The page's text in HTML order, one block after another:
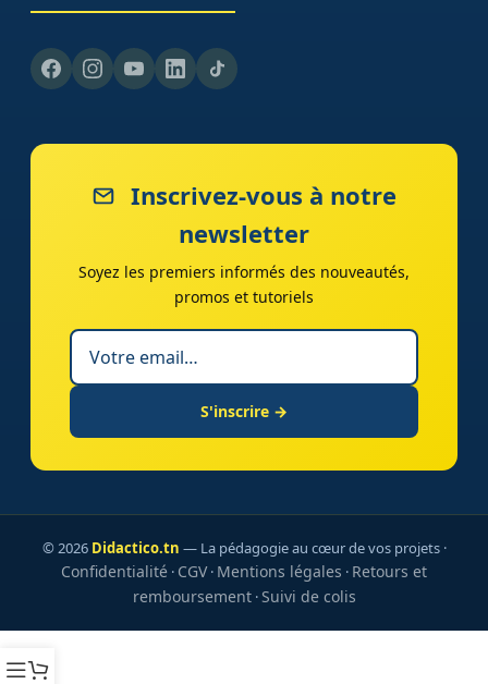
Inscrivez-vous à notre
newsletter
Soyez les premiers informés des nouveautés,
promos et tutoriels
S'inscrire →
© 2026 Didactico.tn — La pédagogie au cœur de vos projets ·
Confidentialité · CGV· Mentions légales · Retours et
remboursement·Suivi de colis